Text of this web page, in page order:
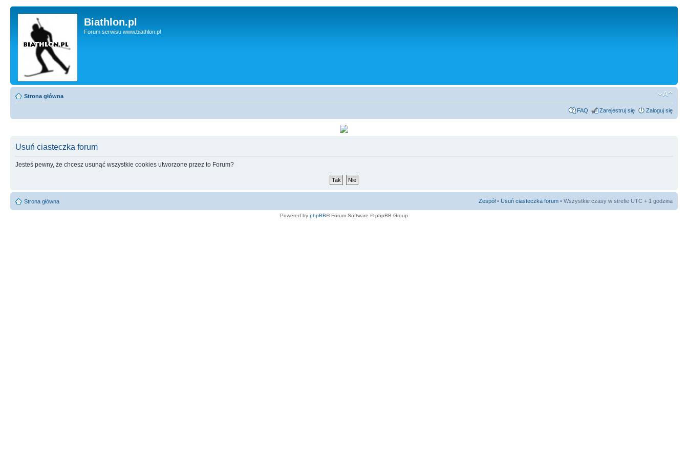
Biathlon.pl
Forum serwisu www.biathlon.pl
Strona główna
FAQ Zarejestruj się Zaloguj się
Usuń ciasteczka forum
Jesteś pewny, że chcesz usunąć wszystkie cookies utworzone przez to Forum?
Strona główna Zespół• Usuń ciasteczka forum • Wszystkie czasy w strefie UTC + 1 godzina
Powered by phpBB® Forum Software © phpBB Group